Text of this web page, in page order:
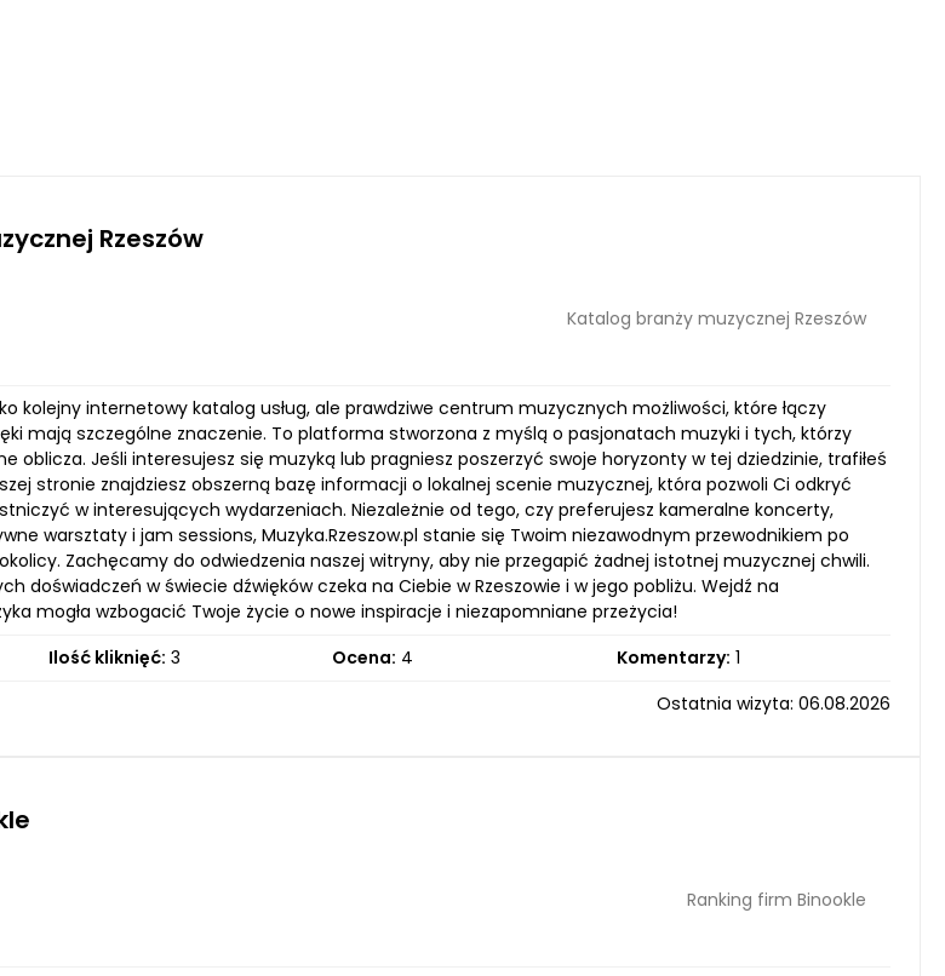
Rzeszów
Katalog branży muzycznej Rzeszów
kolejny internetowy katalog usług, ale prawdziwe centrum muzycznych możliwości, które łączy
mają szczególne znaczenie. To platforma stworzona z myślą o pasjonatach muzyki i tych, którzy
oblicza. Jeśli interesujesz się muzyką lub pragniesz poszerzyć swoje horyzonty w tej dziedzinie, trafiłeś
stronie znajdziesz obszerną bazę informacji o lokalnej scenie muzycznej, która pozwoli Ci odkryć
w interesujących wydarzeniach. Niezależnie od tego, czy preferujesz kameralne koncerty,
warsztaty i jam sessions, Muzyka.Rzeszow.pl stanie się Twoim niezawodnym przewodnikiem po
Zachęcamy do odwiedzenia naszej witryny, aby nie przegapić żadnej istotnej muzycznej chwili.
doświadczeń w świecie dźwięków czeka na Ciebie w Rzeszowie i w jego pobliżu. Wejdź na
mogła wzbogacić Twoje życie o nowe inspiracje i niezapomniane przeżycia!
Ilość kliknięć: 3 Ocena: 4 Komentarzy: 1
Ostatnia wizyta: 06.08.2026
Ranking firm Binookle